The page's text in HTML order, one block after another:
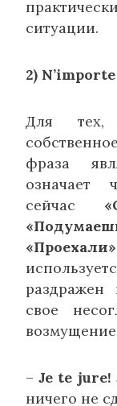
ситуации.
2)
Для тех,
фраза
означает
сейчас
раздражен
свое
–Je te jure!
ничего не